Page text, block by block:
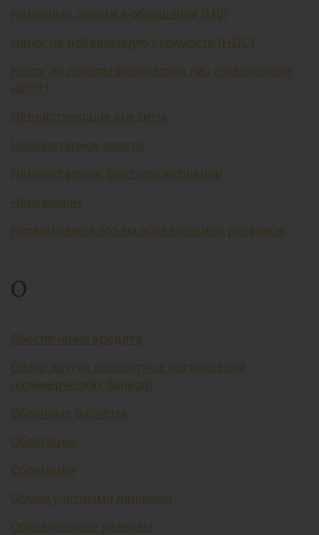
Наличные деньги в обращении (М0)
Налог на добавленную стоимость (НДС)
Налог на доходы физических лиц (подоходный
налог)
Недействующие кредиты
Немонетарное золото
Немонетарные факторы инфляции
Нерезидент
Нормативный объем обязательных резервов
О
Обеспечение кредита
Обзор других депозитных организаций
(коммерческих банков)
Облачные расчёты
Облигации
Облигация
Обмен учетными данными
Обязательные резервы